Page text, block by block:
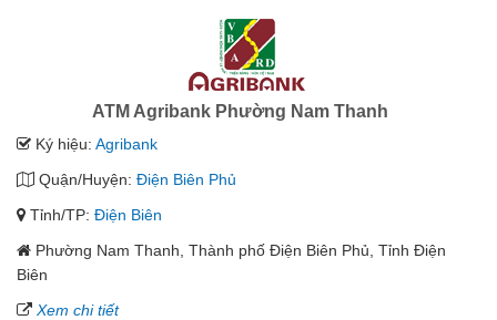
ATM Agribank Phường Nam Thanh
Ký hiệu: Agribank
Quận/Huyện: Điện Biên Phủ
Tỉnh/TP: Điện Biên
Phường Nam Thanh, Thành phố Điện Biên Phủ, Tỉnh Điện
Biên
Xem chi tiết